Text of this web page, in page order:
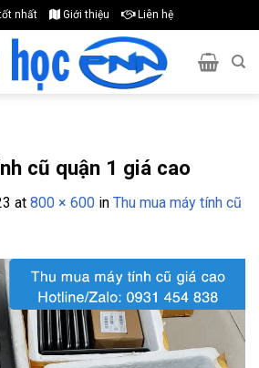
nhất Giới thiệu Liên hệ
cũ quận 1 giá cao
at 800 × 600 in Thu mua máy tính cũ